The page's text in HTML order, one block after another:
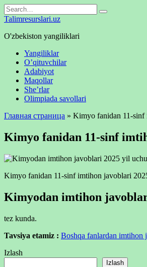
Skip
to
Search
for:
Talimresurslari.uz
O'zbekiston yangiliklari
Yangiliklar
O’qituvchilar
Adabiyot
Maqollar
She’rlar
Olimpiada savollari
Главная страница » Kimyo fanidan 11-
Kimyo fanidan 11-sinf
Kimyo fanidan 11-sinf imtihon javoblari
Kimyodan imtihon
tez kunda.
Tavsiya etamiz : Boshqa fanlardan imtihon
Izlash
Izlash